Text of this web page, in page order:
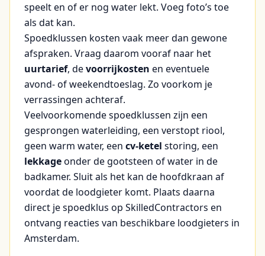
speelt en of er nog water lekt. Voeg foto’s toe
als dat kan.
Spoedklussen kosten vaak meer dan gewone
afspraken. Vraag daarom vooraf naar het
uurtarief, devoorrijkosten en eventuele
avond- of weekendtoeslag. Zo voorkom je
verrassingen achteraf.
Veelvoorkomende spoedklussen zijn een
gesprongen waterleiding, een verstopt riool,
geen warm water, een cv-ketel storing, een
lekkageonder de gootsteen of water in de
badkamer. Sluit als het kan de hoofdkraan af
voordat de loodgieter komt. Plaats daarna
direct je spoedklus op SkilledContractors en
ontvang reacties van beschikbare loodgieters in
Amsterdam.